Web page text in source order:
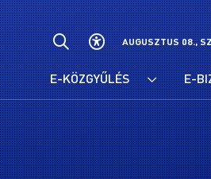
AUGUSZTUS 08.,
E-KÖZGYŰLÉS E-